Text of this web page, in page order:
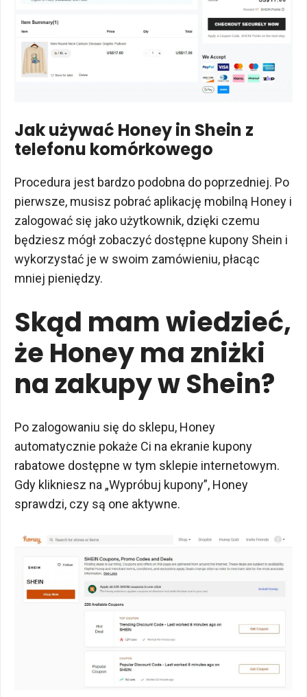
Jak używać Honey in Shein z
telefonu komórkowego
Procedura jest bardzo podobna do poprzedniej. Po
pierwsze, musisz pobrać aplikację mobilną Honey i
zalogować się jako użytkownik, dzięki czemu
będziesz mógł zobaczyć dostępne kupony Shein i
wykorzystać je w swoim zamówieniu, płacąc
mniej pieniędzy.
Skąd mam wiedzieć,
że Honey ma zniżki
na zakupy w Shein?
Po zalogowaniu się do sklepu, Honey
automatycznie pokaże Ci na ekranie kupony
rabatowe dostępne w tym sklepie internetowym.
Gdy klikniesz na „Wypróbuj kupony”, Honey
sprawdzi, czy są one aktywne.